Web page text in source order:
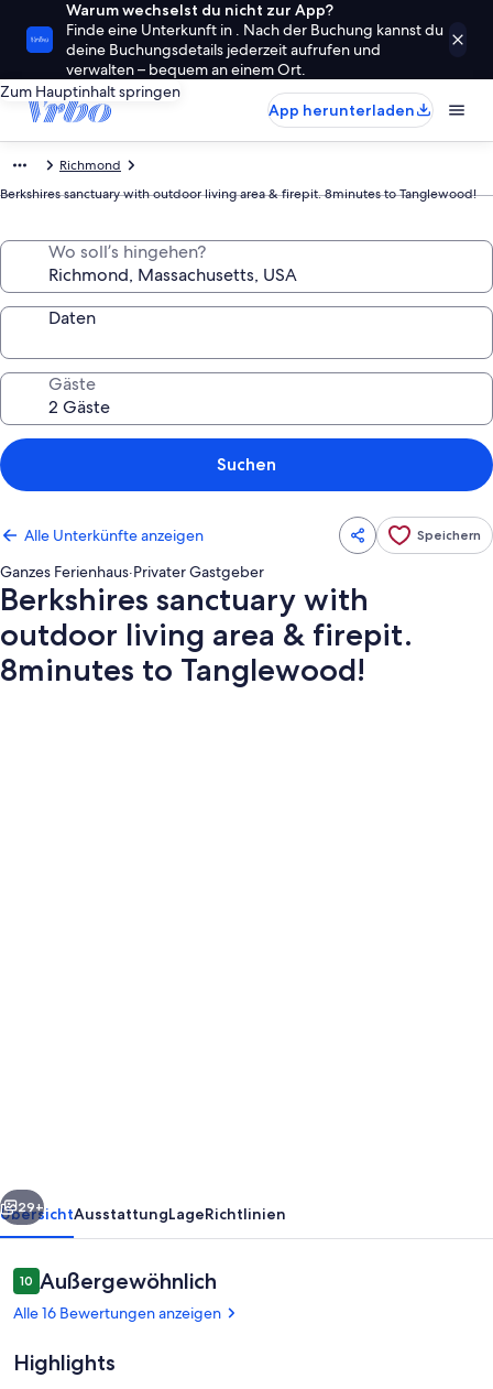
Warum wechselst du nicht zur App?
Finde eine Unterkunft in . Nach der Buchung kannst du
deine Buchungsdetails jederzeit aufrufen und
verwalten – bequem an einem Ort.
Zum Hauptinhalt springen
App herunterladen
Richmond
Berkshires sanctuary with outdoor living area & firepit. 8minutes to Tanglewood!
Wo soll’s hingehen?
Daten
Gäste
Suchen
Alle Unterkünfte anzeigen Speichern
Ganzes Ferienhaus·Privater Gastgeber
Berkshires sanctuary with
outdoor living area & firepit.
8minutes to Tanglewood!
&
firepit.
8minutes
to
Weiter
29+
ÜbersichtAusstattungLageRichtlinien
Bewertungen
1010 von 10.
Außergewöhnlich
Alle 16 Bewertungen anzeigen
Highlights